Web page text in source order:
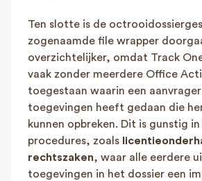
Ten slotte is de
zogenaamde file wrapper
overzichtelijker, omdat Track
vaak zonder meerdere Office
toegestaan waarin een
toegevingen heeft gedaan die
kunnen opbreken. Dit is gunstig
procedures, zoals
rechtszaken, waar alle eerdere
toegevingen in het dossier een